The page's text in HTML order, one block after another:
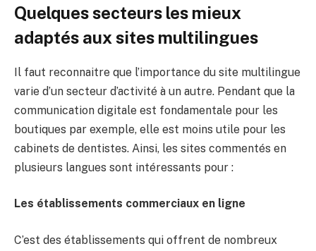
Quelques secteurs les mieux
adaptés aux sites multilingues
Il faut reconnaitre que l’importance du site multilingue
varie d’un secteur d’activité à un autre. Pendant que la
communication digitale est fondamentale pour les
boutiques par exemple, elle est moins utile pour les
cabinets de dentistes. Ainsi, les sites commentés en
plusieurs langues sont intéressants pour :
Les établissements commerciaux en ligne
C’est des établissements qui offrent de nombreux